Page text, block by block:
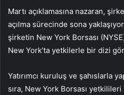
Martı açıklamasına nazaran,
açılma sürecinde sona
şirketin New York Borsası
New York’ta yetkilerle bir dizi
Yatırımcı kuruluş ve şahıslarla
sıra, New York Borsası